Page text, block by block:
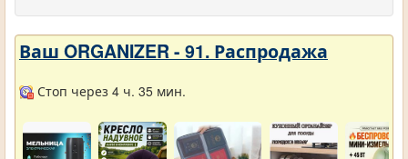
Ваш ORGANIZER - 91. Распродажа
Стоп через 4 ч. 35 мин.